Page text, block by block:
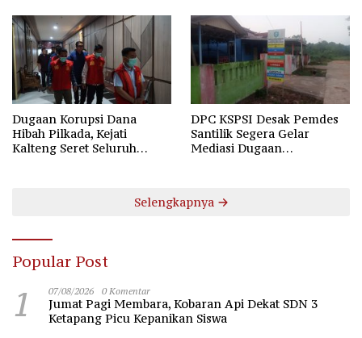
Dugaan Korupsi Dana
Hibah Pilkada, Kejati
Kalteng Seret Seluruh
DPC KSPSI Desak Pemdes
Santilik Segera Gelar
Mediasi Dugaan
Selengkapnya
Popular Post
1 07/08/2026 0 Komentar
Jumat Pagi Membara, Kobaran Api Dekat SDN 3
Ketapang Picu Kepanikan Siswa